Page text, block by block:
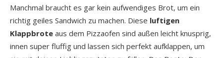
Manchmal braucht es gar kein aufwendiges Brot, um ein
richtig geiles Sandwich zu machen. Diese luftigen
Klappbrote aus dem Pizzaofen sind außen leicht knusprig,
innen super fluffig und lassen sich perfekt aufklappen, um